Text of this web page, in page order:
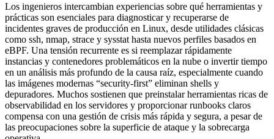
Los ingenieros intercambian experiencias sobre qué herramientas y
prácticas son esenciales para diagnosticar y recuperarse de
incidentes graves de producción en Linux, desde utilidades clásicas
como ssh, nmap, strace y sysstat hasta nuevos perfiles basados en
eBPF. Una tensión recurrente es si reemplazar rápidamente
instancias y contenedores problemáticos en la nube o invertir tiempo
en un análisis más profundo de la causa raíz, especialmente cuando
las imágenes modernas “security-first” eliminan shells y
depuradores. Muchos sostienen que preinstalar herramientas ricas de
observabilidad en los servidores y proporcionar runbooks claros
compensa con una gestión de crisis más rápida y segura, a pesar de
las preocupaciones sobre la superficie de ataque y la sobrecarga